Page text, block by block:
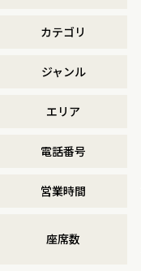
カテゴリ
ジャンル
エリア
電話番号
営業時間
座席数